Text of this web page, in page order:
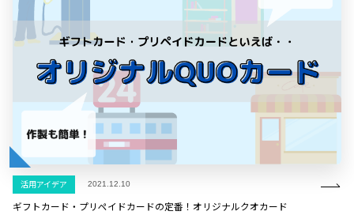
活用アイデア 2021.12.10
ギフトカード・プリペイドカードの定番！オリジナルクオカード